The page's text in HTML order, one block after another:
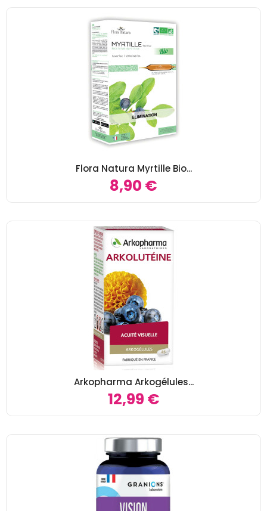
Flora Natura Myrtille Bio...
8,90 €
Arkopharma Arkogélules...
12,99 €